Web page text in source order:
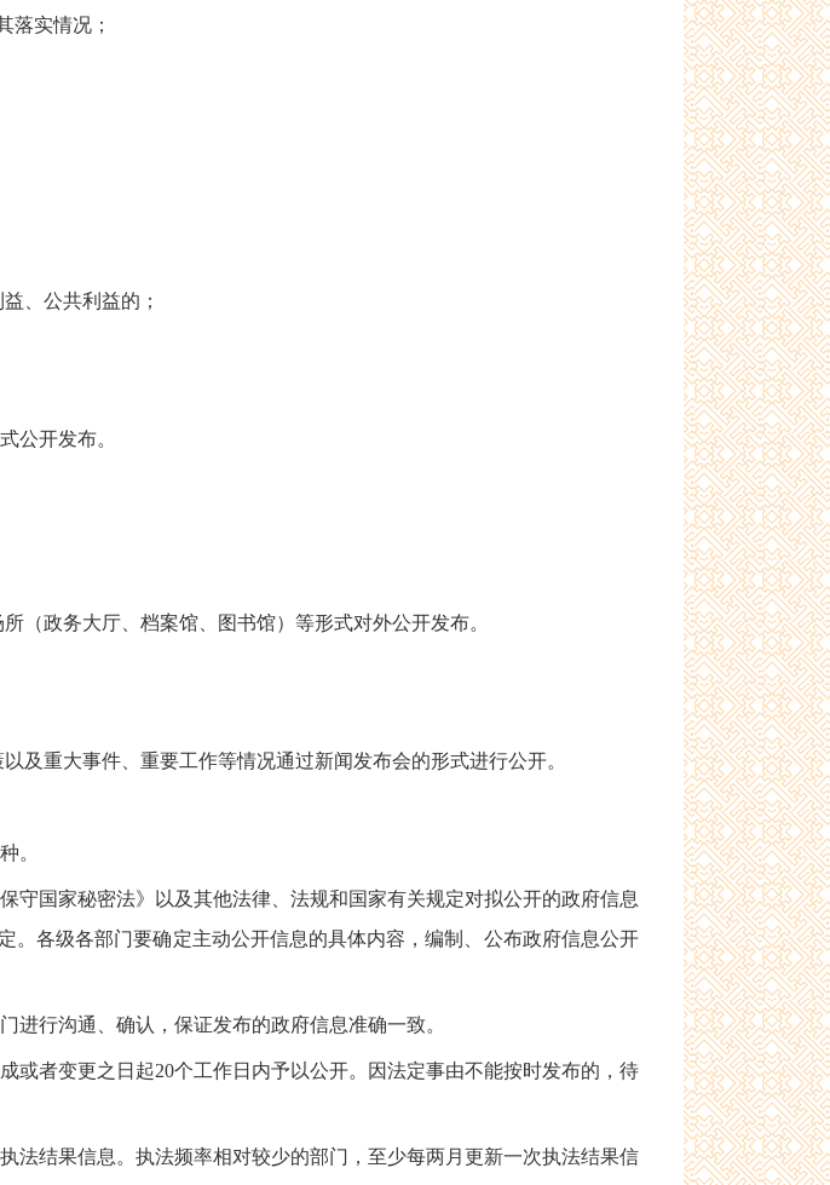
实情况；
、公共利益的；
公开发布。
政务大厅、档案馆、图书馆）等形式对外公开发布。
重大事件、重要工作等情况通过新闻发布会的形式进行公开。
。
国家秘密法》以及其他法律、法规和国家有关规定对拟公开的政府信息
各级各部门要确定主动公开信息的具体内容，编制、公布政府信息公开
行沟通、确认，保证发布的政府信息准确一致。
者变更之日起20个工作日内予以公开。因法定事由不能按时发布的，待
结果信息。执法频率相对较少的部门，至少每两月更新一次执法结果信